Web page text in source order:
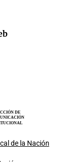
DE
de la Nación